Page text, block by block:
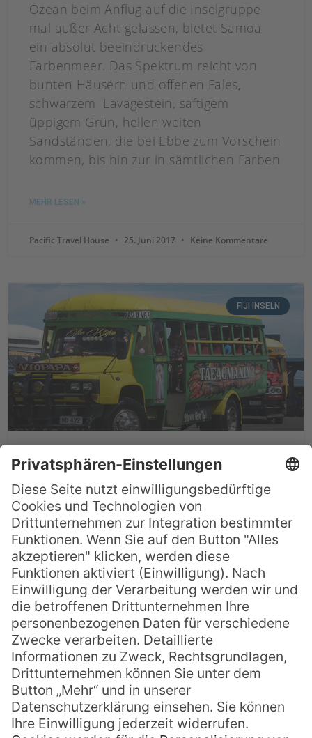
Ozean beim Anflug auf die Inselgruppe
mal außer Acht gelassen, bietet Samoa
ein absolut beeindruckendes
Farbenmeer. Das Spektrum reicht von
bunten Häusern und offenen Fales,
schwarzem Lavagestein, saftigem
üppigem Grün, hellen weiten
Sandständen, die bei Ebbe zum Vorschein
kommen, bis hin zur in sämtlichen Farben
MEHR LESEN »
Pacific Travel House 25. Juni 2017 Keine Kommentare
FIJI INSELN
Kundenreisebericht: Samoa
& Fijis Dezember 2016
Vielen herzlichen Dank an Frau Piskurek ,
die uns diese wunderschöne Südseereise
zusammengestellt hat. Los gings mit
Korean Airlines (übrigens sehr zu
empfehlen, ich hatte es anfangs nicht
geglaubt) über Seoul nach Fiji. Dort
verbrachten wir 2 Nächte im First Landing,
leider bei Dauerregen, bevor es weiterging
nach Samoa. Wir